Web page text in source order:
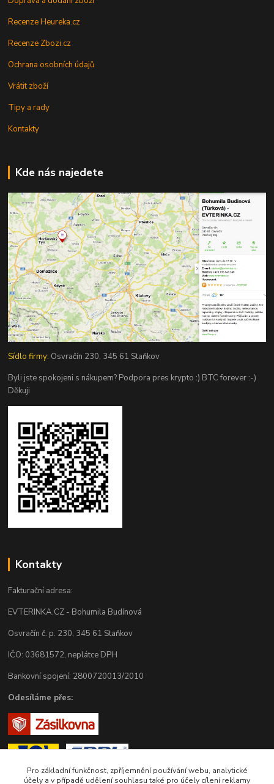
Recenze Heureka.cz
Recenze Zbozi.cz
Ochrana osobních údajů
Vrátit zboží
Tipy a rady
Kontakty
Kde nás najedete
Sídlo firmy: Osvračín 230, 345 61 Staňkov
Byli jste spokojeni s nákupem? Podpora pres krypto :) BTC forever :-)
Děkuji
Kontakty
Fakturační adresa:
EVTERINKA.CZ - Bohumila Budínová
Osvračín č. p. 230, 345 61 Staňkov
IČO: 03681572, neplátce DPH
Bankovní spojení: 2800720013/2010
Odesíláme přes:
Pro základní funkčnost, zpříjemnění používání webu, analytické
účely a v případě udělení souhlasu také pro účely cílení reklamy